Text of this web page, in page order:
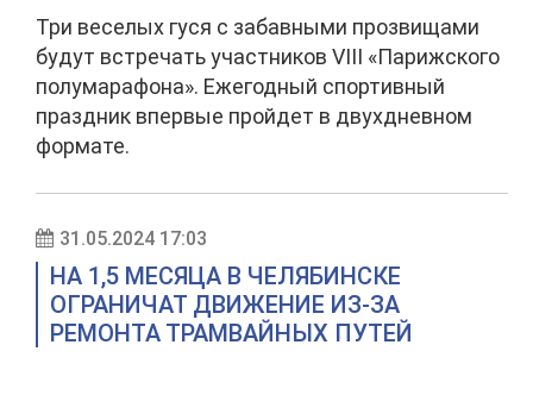
Три веселых гуся с забавными прозвищами
будут встречать участников VIII «Парижского
полумарафона». Ежегодный спортивный
праздник впервые пройдет в двухдневном
формате.
31.05.2024 17:03
НА 1,5 МЕСЯЦА В ЧЕЛЯБИНСКЕ
ОГРАНИЧАТ ДВИЖЕНИЕ ИЗ-ЗА
РЕМОНТА ТРАМВАЙНЫХ ПУТЕЙ